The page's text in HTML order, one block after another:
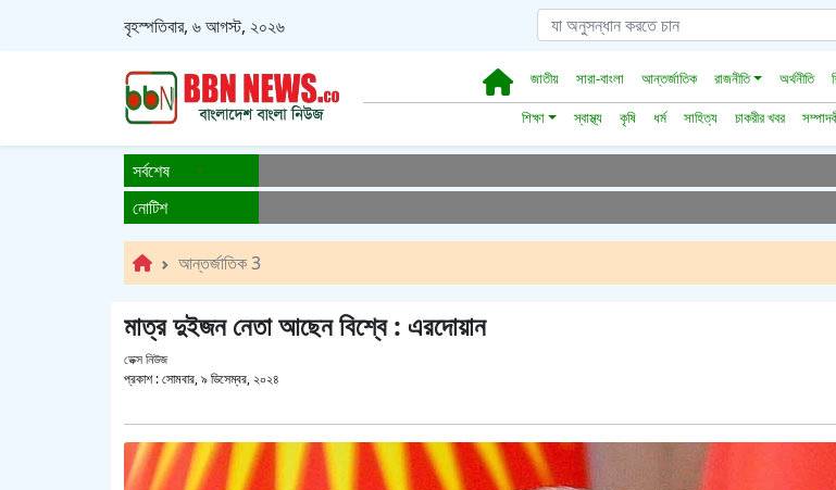
বৃহস্পতিবার, ৬ আগস্ট, ২০২৬
জাতীয় সারা-বাংলা আন্তর্জাতিক রাজনীতি অর্থনীতি
শিক্ষা
স্বাস্থ্য কৃষি ধর্ম সাহিত্য চাকরীর খবর
সর্বশেষ
নোটিশ
আন্তর্জাতিক 3
মাত্র দুইজন নেতা আছেন বিশ্বে : এরদোয়ান
ডেক্স নিউজ
প্রকাশ :সোমবার, ৯ ডিসেম্বর, ২০২৪